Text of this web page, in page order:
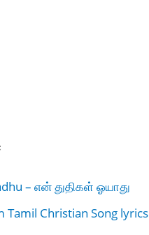
– என் துதிகள் ஓயாது
Tamil Christian Song lyrics